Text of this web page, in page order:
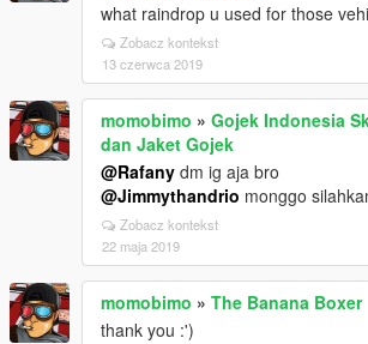
what raindrop u used for those
Zobacz kontekst
13 czerwca 2019
momobimo » Gojek Indonesia
dan Jaket Gojek
@Rafany dm ig aja bro
@Jimmythandrio monggo
Zobacz kontekst
22 maja 2019
momobimo » The Banana Boxer
thank you :')